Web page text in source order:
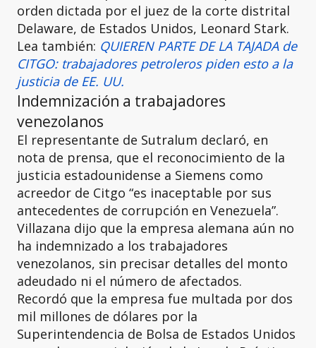
orden dictada por el juez de la corte distrital
Delaware, de Estados Unidos, Leonard Stark.
Lea también: QUIEREN PARTE DE LA TAJADA de
CITGO: trabajadores petroleros piden esto a la
justicia de EE. UU.
Indemnización a trabajadores
venezolanos
El representante de Sutralum declaró, en
nota de prensa, que el reconocimiento de la
justicia estadounidense a Siemens como
acreedor de Citgo “es inaceptable por sus
antecedentes de corrupción en Venezuela”.
Villazana dijo que la empresa alemana aún no
ha indemnizado a los trabajadores
venezolanos, sin precisar detalles del monto
adeudado ni el número de afectados.
Recordó que la empresa fue multada por dos
mil millones de dólares por la
Superintendencia de Bolsa de Estados Unidos